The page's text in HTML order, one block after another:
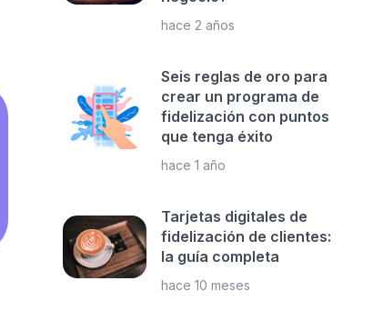
hace 2 años
Seis reglas de oro para
crear un programa de
fidelización con puntos
que tenga éxito
hace 1 año
Tarjetas digitales de
fidelización de clientes:
la guía completa
hace 10 meses